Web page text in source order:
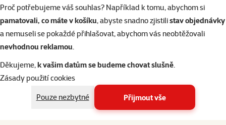
Proč potřebujeme váš souhlas? Například k tomu, abychom si
pamatovali, co máte v košíku, abyste snadno zjistilistav objednávky
a nemuseli se pokaždé přihlašovat, abychom vás neobtěžovali
nevhodnou reklamou.
Děkujeme,k vašim datům se budeme chovat slušně.
Zásady použití cookies
Pouze nezbytné
Přijmout vše
Složení:
chondroitinu a taurinu), čerstvé kuřecí (21
%), kukuřice, vepřový tuk, pšenice, rýže,
čirok, sušená řepná dužina (2,9 %), kuřecí
hexametafosforečnanu sodného 0,3 %),
rybí tuk (přirozený zdroj (čeho) omega-3